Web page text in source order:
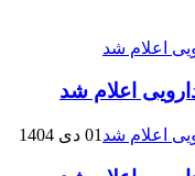
اعلام شد
01 دی 1404